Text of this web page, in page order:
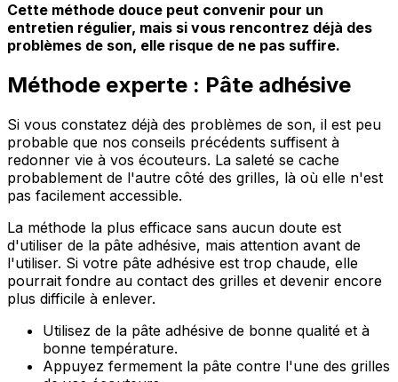
Cette méthode douce peut convenir pour un
entretien régulier, mais si vous rencontrez déjà des
problèmes de son, elle risque de ne pas suffire.
Méthode experte : Pâte adhésive
Si vous constatez déjà des problèmes de son, il est peu
probable que nos conseils précédents suffisent à
redonner vie à vos écouteurs. La saleté se cache
probablement de l'autre côté des grilles, là où elle n'est
pas facilement accessible.
La méthode la plus efficace sans aucun doute est
d'utiliser de la pâte adhésive, mais attention avant de
l'utiliser. Si votre pâte adhésive est trop chaude, elle
pourrait fondre au contact des grilles et devenir encore
plus difficile à enlever.
Utilisez de la pâte adhésive de bonne qualité et à
bonne température.
Appuyez fermement la pâte contre l'une des grilles